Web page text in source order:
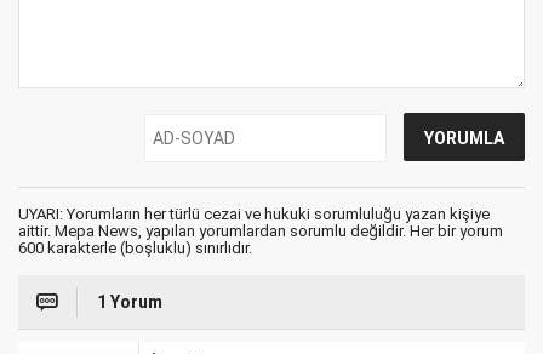
UYARI: Yorumların her türlü cezai ve hukuki sorumluluğu yazan kişiye
aittir. Mepa News, yapılan yorumlardan sorumlu değildir. Her bir yorum
600 karakterle (boşluklu) sınırlıdır.
1 Yorum